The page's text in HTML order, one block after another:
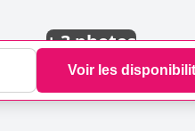
+3 photos
Voir les